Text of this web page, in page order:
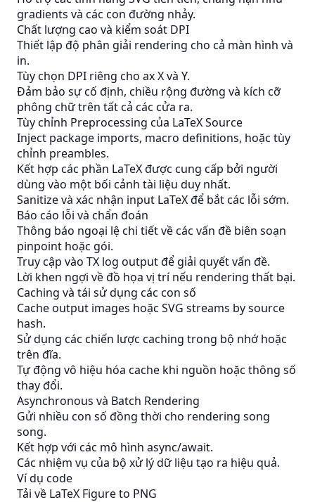
gradients và các con đường nhảy.
Chất lượng cao và kiểm soát DPI
Thiết lập độ phân giải rendering cho cả màn hình và
in.
Tùy chọn DPI riêng cho ax X và Y.
Đảm bảo sự cố định, chiều rộng đường và kích cỡ
phông chữ trên tất cả các cửa ra.
Tùy chỉnh Preprocessing của LaTeX Source
Inject package imports, macro definitions, hoặc tùy
chỉnh preambles.
Kết hợp các phần LaTeX được cung cấp bởi người
dùng vào một bối cảnh tài liệu duy nhất.
Sanitize và xác nhận input LaTeX để bắt các lỗi sớm.
Báo cáo lỗi và chẩn đoán
Thông báo ngoại lệ chi tiết về các vấn đề biên soạn
pinpoint hoặc gói.
Truy cập vào TX log output để giải quyết vấn đề.
Lời khen ngợi về đồ họa vị trí nếu rendering thất bại.
Caching và tái sử dụng các con số
Cache output images hoặc SVG streams by source
hash.
Sử dụng các chiến lược caching trong bộ nhớ hoặc
trên đĩa.
Tự động vô hiệu hóa cache khi nguồn hoặc thông số
thay đổi.
Asynchronous và Batch Rendering
Gửi nhiều con số đồng thời cho rendering song
song.
Kết hợp với các mô hình async/await.
Các nhiệm vụ của bộ xử lý dữ liệu tạo ra hiệu quả.
Ví dụ code
Tải về LaTeX Figure to PNG